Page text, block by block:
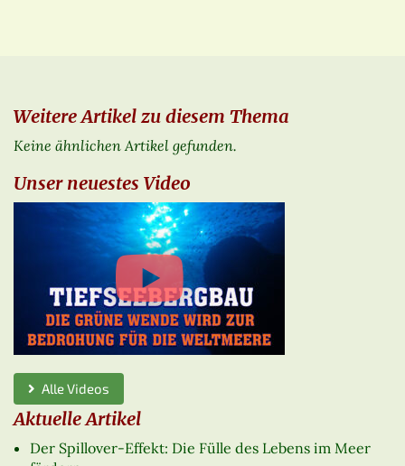
Weitere Artikel zu diesem Thema
Keine ähnlichen Artikel gefunden.
Unser neuestes Video
Alle Videos
Aktuelle Artikel
Der Spillover-Effekt: Die Fülle des Lebens im Meer